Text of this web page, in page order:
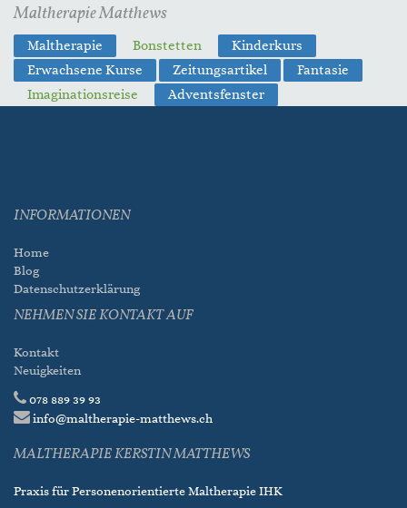
Maltherapie Matthews
Maltherapie Bonstetten
Kinderkurs
Erwachsene Kurse
Zeitungsartikel
Fantasie
Imaginationsreise
Adventsfenster
INFORMATIONEN
Home
Blog
Datenschutzerklärung
NEHMEN SIE KONTAKT AUF
Kontakt
Neuigkeiten
078 889 39 93
info@maltherapie-matthews.ch
MALTHERAPIE KERSTIN MATTHEWS
Praxis für Personenorientierte Maltherapie IHK